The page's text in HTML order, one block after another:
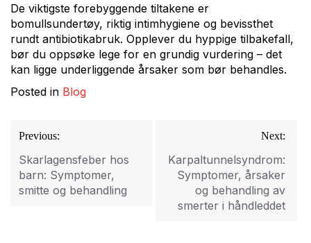
De viktigste forebyggende tiltakene er
bomullsundertøy, riktig intimhygiene og bevissthet
rundt antibiotikabruk. Opplever du hyppige tilbakefall,
bør du oppsøke lege for en grundig vurdering – det
kan ligge underliggende årsaker som bør behandles.
Posted in Blog
Innleggsnavigasjon
Previous:
Skarlagensfeber hos
barn: Symptomer,
smitte og behandling
Next:
Karpaltunnelsyndrom:
Symptomer, årsaker
og behandling av
smerter i håndleddet